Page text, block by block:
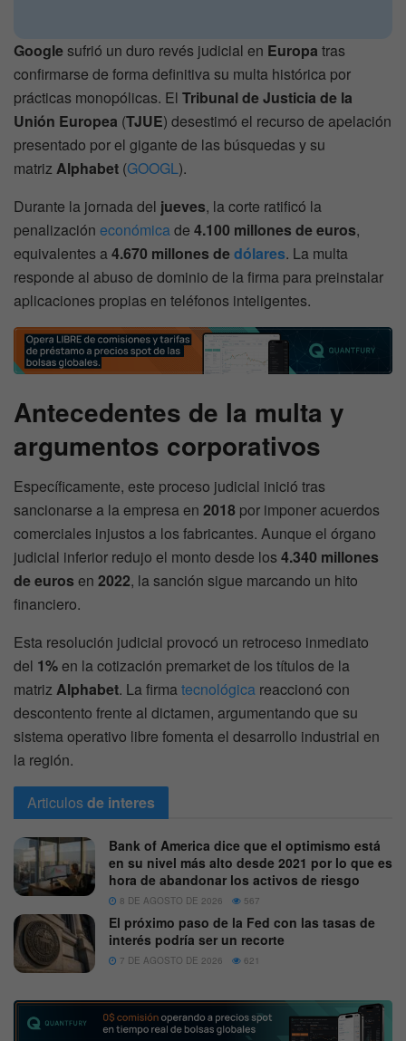
Googlesufrió un duro revés judicial en Europa tras
confirmarse de forma definitiva su multa histórica por
prácticas monopólicas. El Tribunal de Justicia de la
Unión Europea (TJUE) desestimó el recurso de apelación
presentado por el gigante de las búsquedas y su
matrizAlphabet (GOOGL).
Durante la jornada del jueves, la corte ratificó la
penalización económicade 4.100 millones de euros,
equivalentes a4.670 millones dedólares. La multa
responde al abuso de dominio de la firma para preinstalar
aplicaciones propias en teléfonos inteligentes.
Antecedentes de la multa y
argumentos corporativos
Específicamente, este proceso judicial inició tras
sancionarse a la empresa en 2018 por imponer acuerdos
comerciales injustos a los fabricantes. Aunque el órgano
judicial inferior redujo el monto desde los4.340 millones
de euros en 2022, la sanción sigue marcando un hito
financiero.
Esta resolución judicial provocó un retroceso inmediato
del 1%en la cotización premarket de los títulos de la
matrizAlphabet. La firmatecnológica reaccionó con
descontento frente al dictamen, argumentando que su
sistema operativo libre fomenta el desarrollo industrial en
la región.
Articulosde interes
Bank of America dice que el optimismo está
en su nivel más alto desde 2021 por lo que es
hora de abandonar los activos de riesgo
8 DE AGOSTO DE 2026 567
El próximo paso de la Fed con las tasas de
interés podría ser un recorte
7 DE AGOSTO DE 2026 621